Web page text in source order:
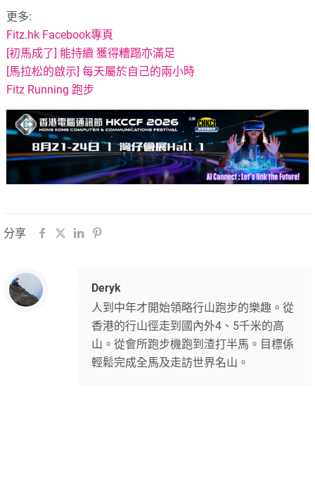
更多:
Fitz.hk Facebook專頁
[初馬成了] 能持續 獲得糟蹋亦滿足
[馬拉松的啟示] 每天屬於自己的兩小時
Fitz Running 跑步
分享
Deryk
人到中年才開始領略行山跑步的樂趣。從
香港的行山徑走到國內外4、5千米的高
山。從會所跑步機跑到渣打半馬。目標係
輕鬆完成全馬及走訪世界名山。